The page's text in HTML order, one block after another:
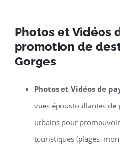
Photos et Vidéos
promotion de
Gorges
Photos et Vidéos de
vues époustouflantes de
urbains pour
touristiques (plages,